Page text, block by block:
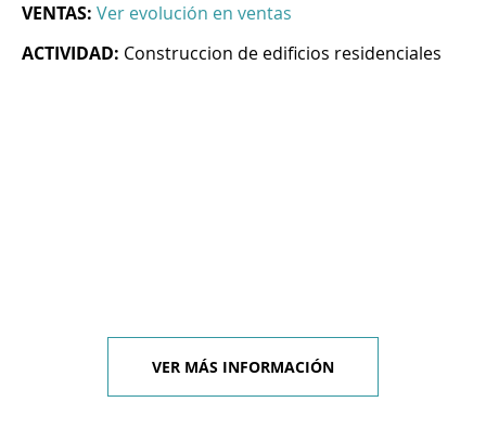
VENTAS: Ver evolución en ventas
ACTIVIDAD: Construccion de edificios residenciales
VER MÁS INFORMACIÓN